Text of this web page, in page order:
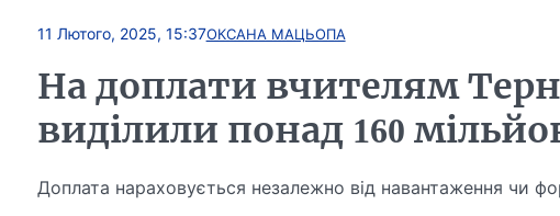
11 Лютого, 2025, 15:37ОКСАНА МАЦЬОПА
На доплати вчителям
виділили понад 160
Доплата нараховується незалежно від навантаження чи